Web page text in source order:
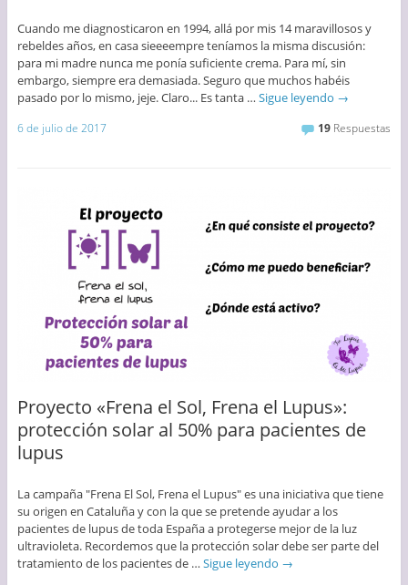
Cuando me diagnosticaron en 1994, allá por mis 14 maravillosos y
rebeldes años, en casa sieeeempre teníamos la misma discusión:
para mi madre nunca me ponía suficiente crema. Para mí, sin
embargo, siempre era demasiada. Seguro que muchos habéis
pasado por lo mismo, jeje. Claro... Es tanta … Sigue leyendo →
6 de julio de 2017 19 Respuestas
Proyecto «Frena el Sol, Frena el Lupus»:
protección solar al 50% para pacientes de
lupus
La campaña "Frena El Sol, Frena el Lupus" es una iniciativa que tiene
su origen en Cataluña y con la que se pretende ayudar a los
pacientes de lupus de toda España a protegerse mejor de la luz
ultravioleta. Recordemos que la protección solar debe ser parte del
tratamiento de los pacientes de … Sigue leyendo →